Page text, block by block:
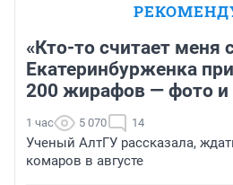
«Кто-то считает меня
Екатеринбурженка
200 жирафов — фото и
1 час 5 070 14
Ученый АлтГУ рассказала,
комаров в августе